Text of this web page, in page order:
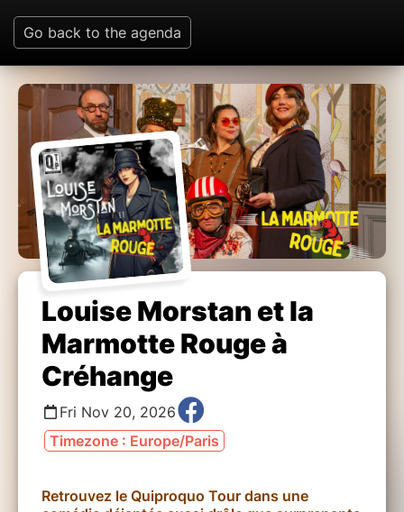
Go back to the agenda
Louise Morstan et la
Marmotte Rouge à
Créhange
Fri Nov 20, 2026
Timezone : Europe/Paris
Retrouvez le Quiproquo Tour dans une